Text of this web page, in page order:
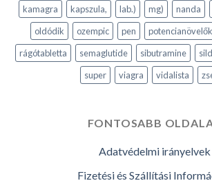
kamagra
kapszula, lab.) mg) nanda
oldódik
ozempic pen potencianövelők
rágótabletta
semaglutide sibutramine
super
viagra vidalista
FONTOSABB
Adatvédelmi irányelvek
Fizetési és Szállítási